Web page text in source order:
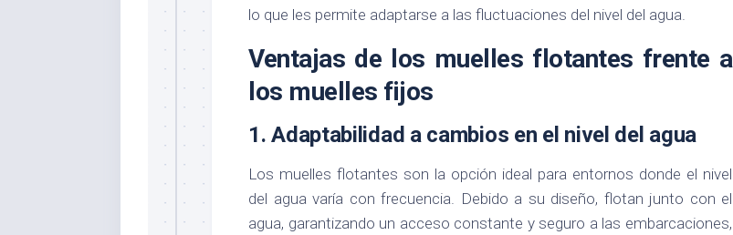
lo que les permite adaptarse a las fluctuaciones del nivel del agua.
Ventajas de los muelles flotantes frente a
los muelles fijos
1.Adaptabilidad a cambios en el nivel del agua
Los muelles flotantes son la opción ideal para entornos donde el nivel
del agua varía con frecuencia. Debido a su diseño, flotan junto con el
agua, garantizando un acceso constante y seguro a las embarcaciones,